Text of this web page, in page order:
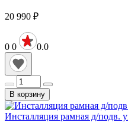
20 990 ₽
0 0 0.0
В корзину
Инсталляция рамная д/подв.